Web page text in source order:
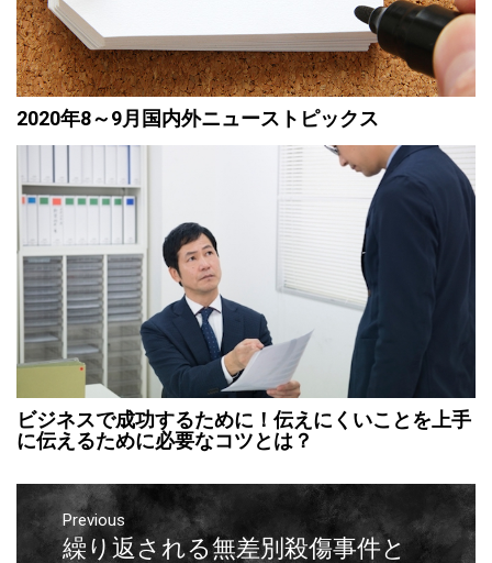
2020年8～9月国内外ニューストピックス
ビジネスで成功するために！伝えにくいことを上手
に伝えるために必要なコツとは？
Previous
繰り返される無差別殺傷事件と